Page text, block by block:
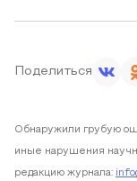
Поделиться
Обнаружили грубую
иные нарушения
редакцию журнала: